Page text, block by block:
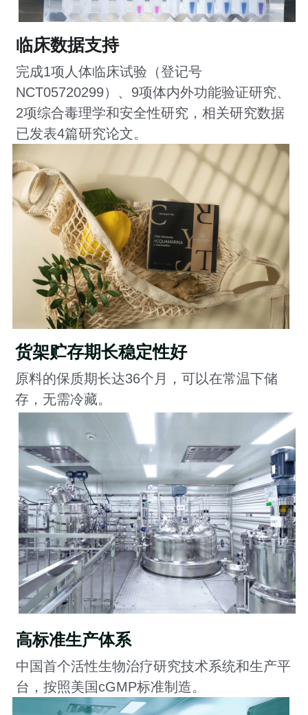
临床数据支持
完成1项人体临床试验（登记号
NCT05720299）、9项体内外功能验证研究、
2项综合毒理学和安全性研究，相关研究数据
已发表4篇研究论文。
货架贮存期长稳定性好
原料的保质期长达36个月，可以在常温下储
存，无需冷藏。
高标准生产体系
中国首个活性生物治疗研究技术系统和生产平
台，按照美国cGMP标准制造。